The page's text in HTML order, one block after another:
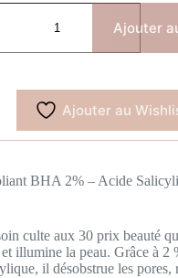
Ajouter
Ajouter au
BHA 2% – Acide
culte aux 30 prix beauté
illumine la peau. Grâce à 2
il désobstrue les pores,